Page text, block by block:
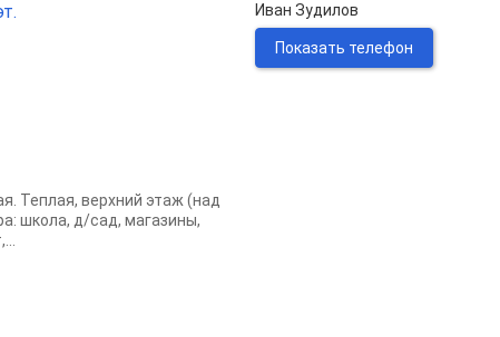
Теплая, верхний этаж (над
школа, д/сад, магазины,
Иван Зудилов
Показать телефон